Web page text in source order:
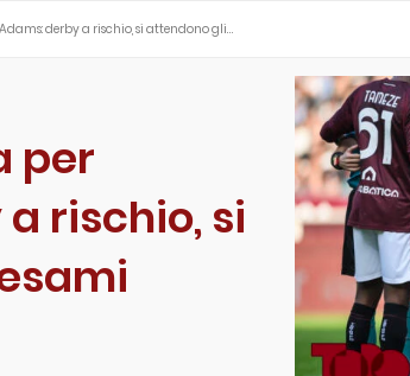
derby a rischio, si attendono gli…
per
rischio, si